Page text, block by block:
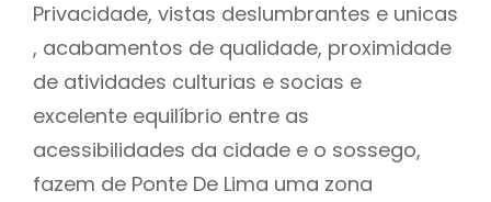
Privacidade, vistas deslumbrantes e unicas
, acabamentos de qualidade, proximidade
de atividades culturias e socias e
excelente equilíbrio entre as
acessibilidades da cidade e o sossego,
fazem de Ponte De Lima uma zona